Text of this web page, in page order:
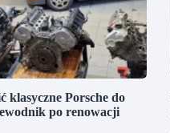
klasyczne Porsche do
po renowacji